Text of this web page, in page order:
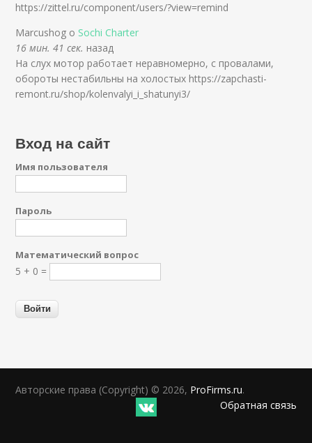
https://zittel.ru/component/users/?view=remind
Marcushog о Sochi Charter
16 мин. 41 сек. назад
На слух мотор работает неравномерно, с провалами,
обороты нестабильны на холостых https://zapchasti-
remont.ru/shop/kolenvalyi_i_shatunyi3/
Вход на сайт
Имя пользователя
Пароль
Математический вопрос
5 + 0 =
Авторские права (Copyright) © 2026, ProFirms.ru.
Обратная связь